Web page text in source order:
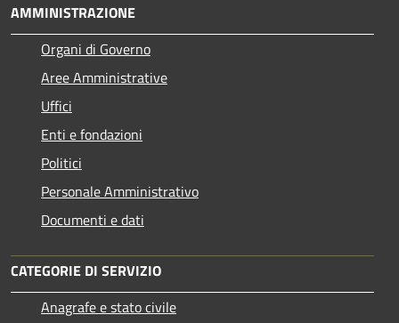
AMMINISTRAZIONE
Organi di Governo
Aree Amministrative
Uffici
Enti e fondazioni
Politici
Personale Amministrativo
Documenti e dati
CATEGORIE DI SERVIZIO
Anagrafe e stato civile